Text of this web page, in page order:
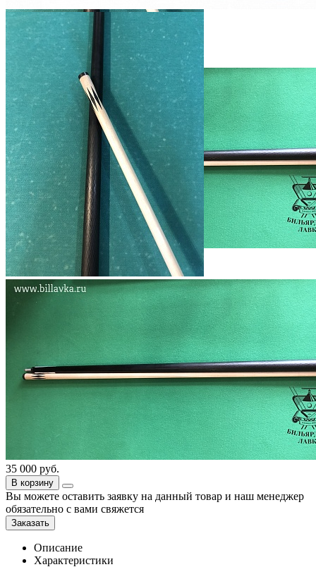
35 000 руб.
В корзину
Вы можете оставить заявку на данный товар и наш менеджер
обязательно с вами свяжется
Заказать
Описание
Характеристики